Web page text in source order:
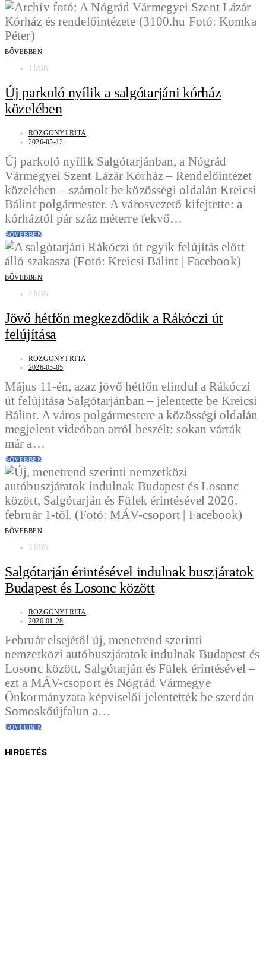
BŐVEBBEN
1 MIN
Új parkoló nyílik a salgótarjáni kórház
közelében
ROZGONYI RITA
2026-05-12
Új parkoló nyílik Salgótarjánban, a Nógrád
Vármegyei Szent Lázár Kórház – Rendelőintézet
közelében – számolt be közösségi oldalán Kreicsi
Bálint polgármester. A városvezető kifejtette: a
kórháztól pár száz méterre fekvő…
BŐVEBBEN
BŐVEBBEN
2 MIN
Jövő hétfőn megkezdődik a Rákóczi út
felújítása
ROZGONYI RITA
2026-05-05
Május 11-én, azaz jövő hétfőn elindul a Rákóczi
út felújítása Salgótarjánban – jelentette be Kreicsi
Bálint. A város polgármestere a közösségi oldalán
megjelent videóban arról beszélt: sokan várták
már a…
BŐVEBBEN
BŐVEBBEN
3 MIN
Salgótarján érintésével indulnak buszjáratok
Budapest és Losonc között
ROZGONYI RITA
2026-01-28
Február elsejétől új, menetrend szerinti
nemzetközi autóbuszjáratok indulnak Budapest és
Losonc között, Salgótarján és Fülek érintésével –
ezt a MÁV-csoport és Nógrád Vármegye
Önkormányzata képviselői jelentették be szerdán
Somoskőújfalun a…
BŐVEBBEN
HIRDETÉS